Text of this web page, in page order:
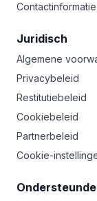
Contactinformatie
Juridisch
Algemene
Privacybeleid
Restitutiebeleid
Cookiebeleid
Partnerbeleid
Cookie-